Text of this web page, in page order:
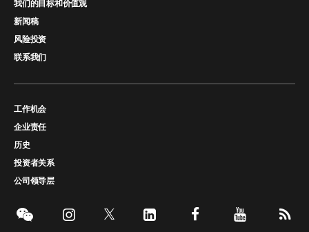
我们的目标和价值观
新闻稿
风险投资
联系我们
工作机会
企业责任
历史
投资者关系
公司领导层